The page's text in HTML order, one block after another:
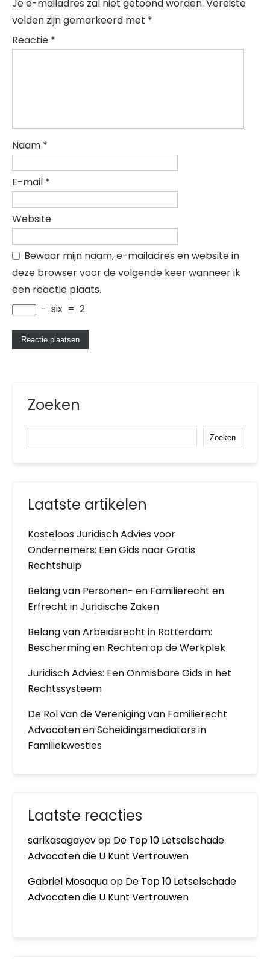
Je e-mailadres zal niet getoond worden. Vereiste
velden zijn gemarkeerd met *
Reactie *
Naam *
E-mail *
Website
Bewaar mijn naam, e-mailadres en website in
deze browser voor de volgende keer wanneer ik
een reactie plaats.
− six = 2
Zoeken
Zoeken
Laatste artikelen
Kosteloos Juridisch Advies voor
Ondernemers: Een Gids naar Gratis
Rechtshulp
Belang van Personen- en Familierecht en
Erfrecht in Juridische Zaken
Belang van Arbeidsrecht in Rotterdam:
Bescherming en Rechten op de Werkplek
Juridisch Advies: Een Onmisbare Gids in het
Rechtssysteem
De Rol van de Vereniging van Familierecht
Advocaten en Scheidingsmediators in
Familiekwesties
Laatste reacties
sarikasagayevop De Top 10 Letselschade
Advocaten die U Kunt Vertrouwen
Gabriel Mosaquaop De Top 10 Letselschade
Advocaten die U Kunt Vertrouwen